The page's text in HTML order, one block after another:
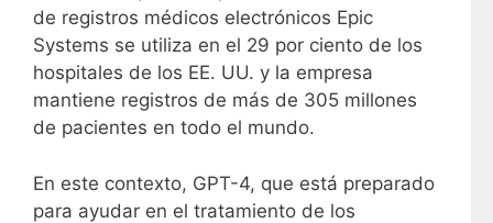
de registros médicos electrónicos Epic
Systems se utiliza en el 29 por ciento de los
hospitales de los EE. UU. y la empresa
mantiene registros de más de 305 millones
de pacientes en todo el mundo.
En este contexto, GPT-4, que está preparado
para ayudar en el tratamiento de los